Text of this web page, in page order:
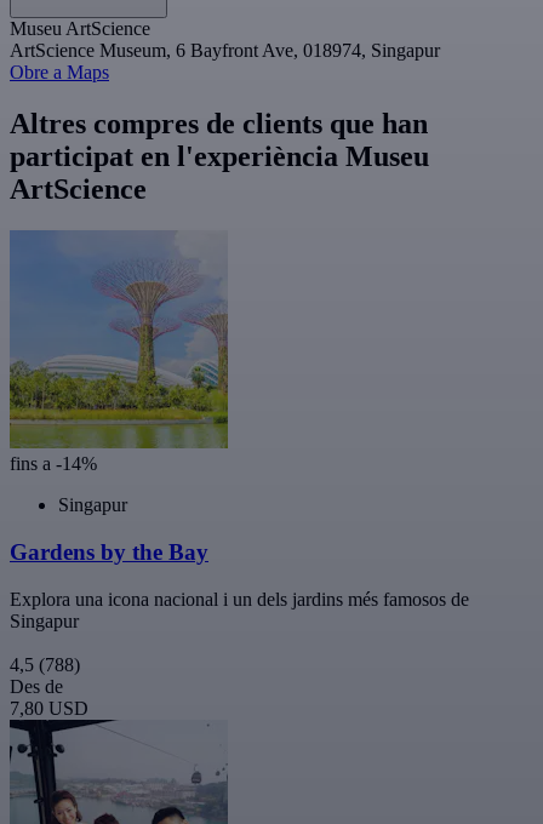
Museu ArtScience
ArtScience Museum, 6 Bayfront Ave, 018974, Singapur
Obre a Maps
Altres compres de clients que han
participat en l'experiència Museu
ArtScience
fins a -14%
Singapur
Gardens by the Bay
Explora una icona nacional i un dels jardins més famosos de
Singapur
4,5 (788)
Des de
7,80 USD